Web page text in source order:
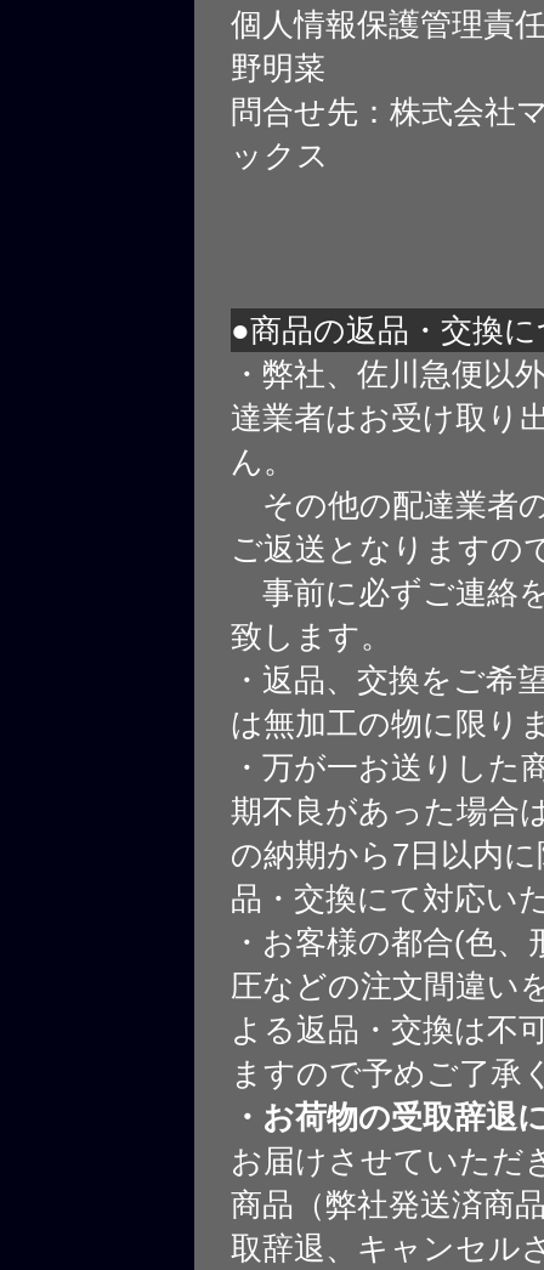
個人情報保護管理責
野明菜
問合せ先：株式会社
ックス
●商品の返品・交換
・弊社、佐川急便以
達業者はお受け取り
ん。
その他の配達業者
ご返送となりますの
事前に必ずご連絡
致します。
・返品、交換をご希
は無加工の物に限り
・万が一お送りした
期不良があった場合
の納期から7日以内
品・交換にて対応い
・お客様の都合(色、
圧などの注文間違い
よる返品・交換は不
ますので予めご了承
・お荷物の受取辞退
お届けさせていただ
商品（弊社発送済商
取辞退、キャンセル